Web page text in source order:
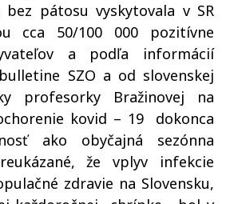
bez pátosu vyskytovala v SR
cca 50/100 000 pozitívne
a podľa informácií
SZO a od slovenskej
profesorky Bražinovej na
kovid – 19 dokonca
ako obyčajná sezónna
že vplyv infekcie
zdravie na Slovensku,